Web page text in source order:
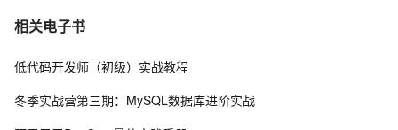
7 我的博客即将入驻“云栖社区”，诚邀技术同仁一同入驻。
8 思科路由器的密码恢复
相关电子书
低代码开发师（初级）实战教程
冬季实战营第三期：MySQL数据库进阶实战